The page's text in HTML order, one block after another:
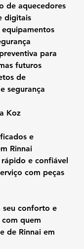
de aquecedores
digitais
para
futuros
de
segurança
Koz
e
Rinnai
e confiável
com peças
seu conforto e
quem
de Rinnai em